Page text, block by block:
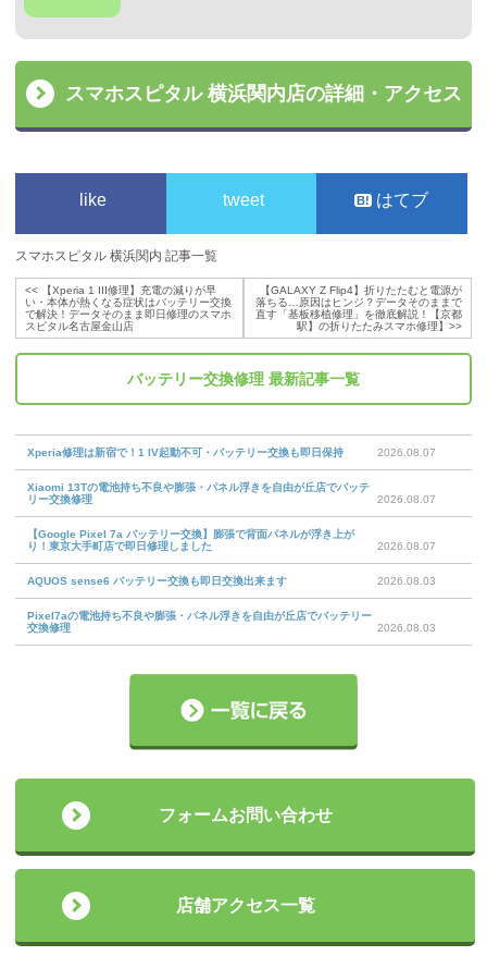
スマホスピタル 横浜関内店の詳細・アクセス
like tweet はてブ
スマホスピタル 横浜関内 記事一覧
<<
【Xperia 1 III修理】充電の減りが早
い・本体が熱くなる症状はバッテリー交換
で解決！データそのまま即日修理のスマホ
スピタル名古屋金山店
【GALAXY Z Flip4】折りたたむと電源が
落ちる…原因はヒンジ？データそのままで
直す「基板移植修理」を徹底解説！【京都
駅】の折りたたみスマホ修理】 >>
バッテリー交換修理 最新記事一覧
Xperia修理は新宿で！1 IV起動不可・バッテリー交換も即日保持 2026.08.07
Xiaomi 13Tの電池持ち不良や膨張・パネル浮きを自由が丘店でバッテ
リー交換修理
2026.08.07
【Google Pixel 7a バッテリー交換】膨張で背面パネルが浮き上が
り！東京大手町店で即日修理しました
2026.08.07
AQUOS sense6 バッテリー交換も即日交換出来ます 2026.08.03
Pixel7aの電池持ち不良や膨張・パネル浮きを自由が丘店でバッテリー
交換修理
2026.08.03
フォームお問い合わせ
店舗アクセス一覧